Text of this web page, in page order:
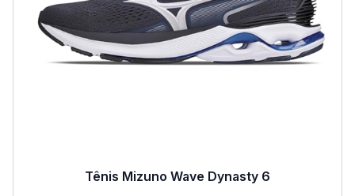
Tênis Mizuno Wave Dynasty 6